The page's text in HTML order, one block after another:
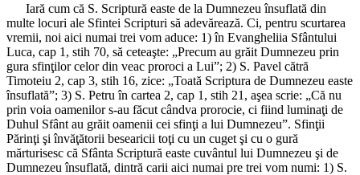
Iară cum că S. Scriptură easte de la Dumnezeu însuflată din
multe locuri ale Sfintei Scripturi să adevărează. Ci, pentru scurtarea
vremii, noi aici numai trei vom aduce: 1) în Evangheliia Sfântului
Luca, cap 1, stih 70, să ceteaşte: „Precum au grăit Dumnezeu prin
gura sfinţilor celor din veac proroci a Lui”; 2) S. Pavel cătră
Timoteiu 2, cap 3, stih 16, zice: „Toată Scriptura de Dumnezeu easte
însuflată”; 3) S. Petru în cartea 2, cap 1, stih 21, aşea scrie: „Că nu
prin voia oamenilor s-au făcut cândva prorocie, ci fiind luminaţi de
Duhul Sfânt au grăit oamenii cei sfinţi a lui Dumnezeu”. Sfinţii
Părinţi şi învăţătorii besearicii toţi cu un cuget şi cu o gură
mărturisesc că Sfânta Scriptură easte cuvântul lui Dumnezeu şi de
Dumnezeu însuflată, dintră carii aici numai pre trei vom numi: 1) S.